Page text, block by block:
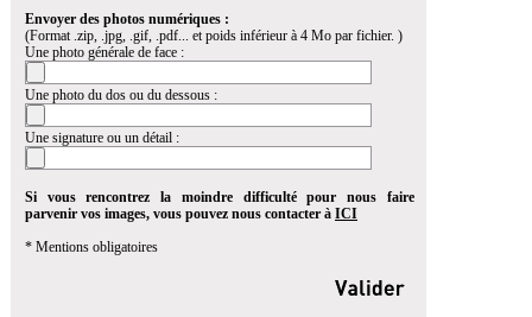
Envoyer des photos numériques :
(Format .zip, .jpg, .gif, .pdf... et poids inférieur à 4 Mo par fichier. )
Une photo générale de face :
Une photo du dos ou du dessous :
Une signature ou un détail :
Si vous rencontrez la moindre difficulté pour nous faire
parvenir vos images, vous pouvez nous contacter à ICI
* Mentions obligatoires